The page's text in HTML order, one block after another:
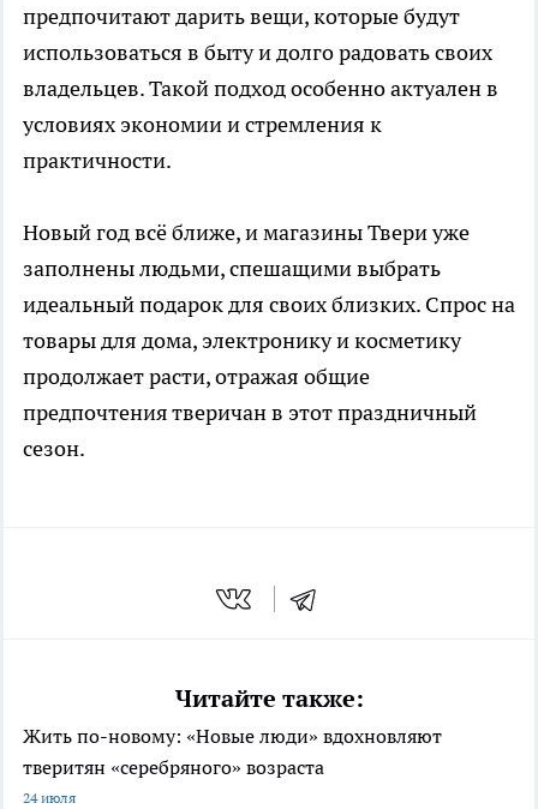
предпочитают дарить вещи, которые будут
использоваться в быту и долго радовать своих
владельцев. Такой подход особенно актуален в
условиях экономии и стремления к
практичности.
Новый год всё ближе, и магазины Твери уже
заполнены людьми, спешащими выбрать
идеальный подарок для своих близких. Спрос на
товары для дома, электронику и косметику
продолжает расти, отражая общие
предпочтения тверичан в этот праздничный
сезон.
Читайте также:
Жить по-новому: «Новые люди» вдохновляют
тверитян «серебряного» возраста
24 июля